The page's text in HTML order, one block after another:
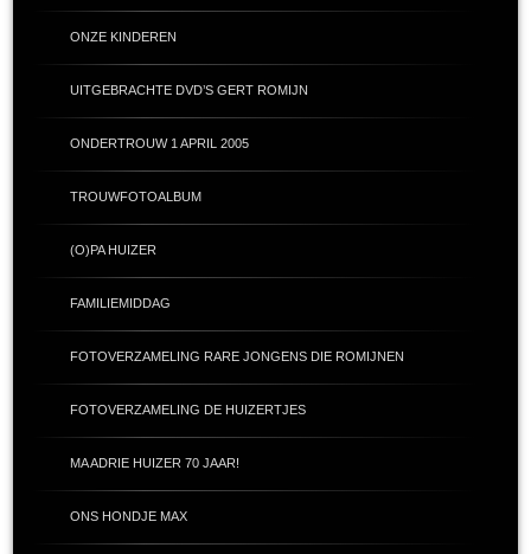
ONZE KINDEREN
UITGEBRACHTE DVD’S GERT ROMIJN
ONDERTROUW 1 APRIL 2005
TROUWFOTOALBUM
(O)PA HUIZER
FAMILIEMIDDAG
FOTOVERZAMELING RARE JONGENS DIE ROMIJNEN
FOTOVERZAMELING DE HUIZERTJES
MA ADRIE HUIZER 70 JAAR!
ONS HONDJE MAX